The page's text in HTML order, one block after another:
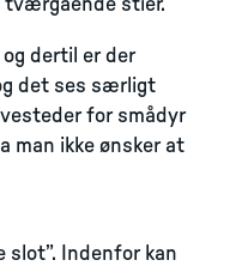
stier.
dertil er der
det ses særligt
for smådyr
man ikke ønsker at
slot”. Indenfor kan